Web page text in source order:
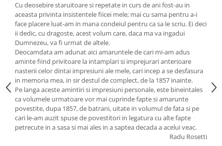
Cu deosebire staruitoare si repetate in curs de ani fost-au in
aceasta privinta insistentele fiicei mele; mai cu sama pentru a-i
face placere luat-am in mana condeiul pentru ca sa le scriu. Ei deci
ii dedic, cu dragoste, acest volum care, daca ma va ingadui
Dumnezeu, va fi urmat de altele.
Deocamdata am adunat aici amaruntele de cari mi-am adus
aminte fiind privitoare la intamplari si imprejurari anterioare
nasterii celor dintai impresiuni ale mele, cari incep a se desfasura
in memoria mea, in sir destul de complect, de la 1857 inainte.
Pe langa aceste amintiri si impresiuni personale, este bineintales
ca volumele urmatoare vor mai cuprinde fapte si amarunte
povestite, dupa 1857, de batrani, uitate in volumul de fata si pe
cari le-am auzit spuse de povestitori in legatura cu alte fapte
petrecute in a sasa si mai ales in a saptea decada a acelui veac.
Radu Rosetti